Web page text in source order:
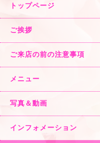
トップページ
ご挨拶
ご来店の前の注意事項
メニュー
写真＆動画
インフォメーション